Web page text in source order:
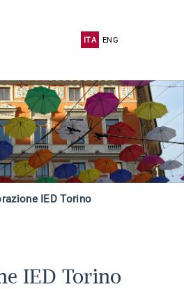
ITA ENG
IED Torino
IED Torino